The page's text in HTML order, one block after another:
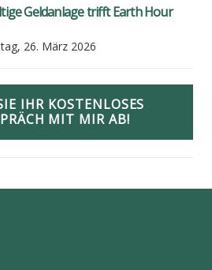
Geld­an­la­ge trifft Earth Hour
26. März 2026
IHR KOSTENLOSES
MIT MIR AB!